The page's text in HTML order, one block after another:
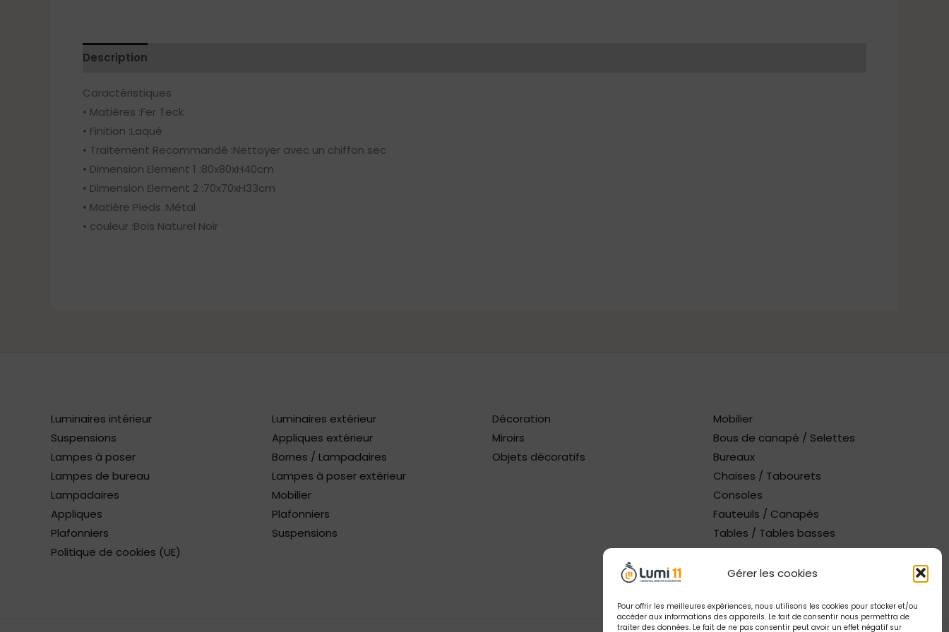
Gérer les cookies
Pour offrir les meilleures expériences, nous utilisons les cookies pour stocker et/ou
accéder aux informations des appareils. Le fait de consentir nous permettra de
traiter des données. Le fait de ne pas consentir peut avoir un effet négatif sur
Description
Caractéristiques
• Matières :Fer Teck
• Finition :Laqué
• Traitement Recommandé :Nettoyer avec un chiffon sec
• Dimension Element 1 :80x80xH40cm
• Dimension Element 2 :70x70xH33cm
• Matière Pieds :Métal
• couleur :Bois Naturel Noir
Luminaires intérieur
Suspensions
Lampes à poser
Lampes de bureau
Lampadaires
Appliques
Plafonniers
Politique de cookies (UE)
Luminaires extérieur
Appliques extérieur
Bornes / Lampadaires
Lampes à poser extérieur
Mobilier
Plafonniers
Suspensions
Décoration
Miroirs
Objets décoratifs
Mobilier
Bous de canapé / Selettes
Bureaux
Chaises / Tabourets
Consoles
Fauteuils / Canapés
Tables / Tables basses